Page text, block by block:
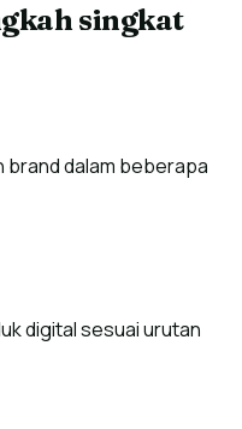
singkat
brand dalam beberapa
digital sesuai urutan